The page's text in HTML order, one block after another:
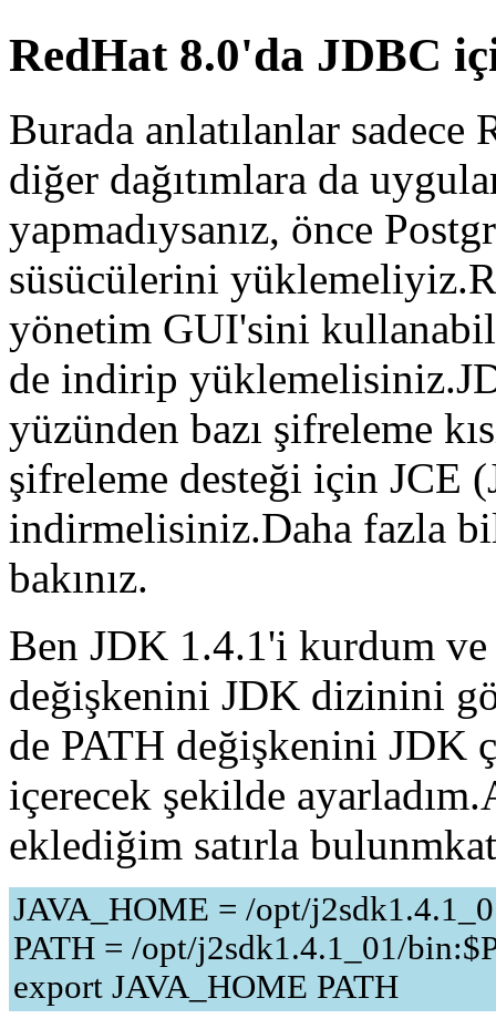
RedHat 8.0'da JDBC
Burada anlatılanlar
diğer dağıtımlara da
yapmadıysanız, önce
süsücülerini
yönetim GUI'sini
de indirip
yüzünden bazı şifreleme
şifreleme desteği için JCE
indirmelisiniz.Daha fazla
bakınız.
Ben JDK 1.4.1'i kurdum
değişkenini JDK dizinini
de PATH değişkenini JDK
içerecek şekilde
eklediğim satırla
JAVA_HOME = /opt/
PATH = /opt/j2sdk1.4.1_01/
export JAVA_HOME PATH